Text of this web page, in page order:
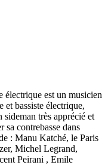
est un musicien
et bassiste électrique,
très apprécié et
sa contrebasse dans
: Manu Katché, le Paris
Michel Legrand,
Peirani , Emile